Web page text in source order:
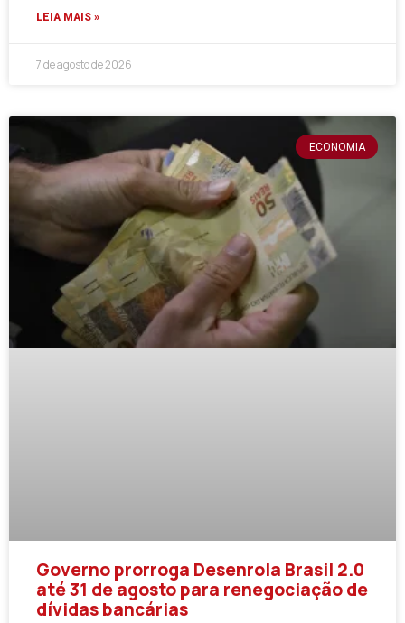
LEIA MAIS »
7 de agosto de 2026
ECONOMIA
Governo prorroga Desenrola Brasil 2.0
até 31 de agosto para renegociação de
dívidas bancárias